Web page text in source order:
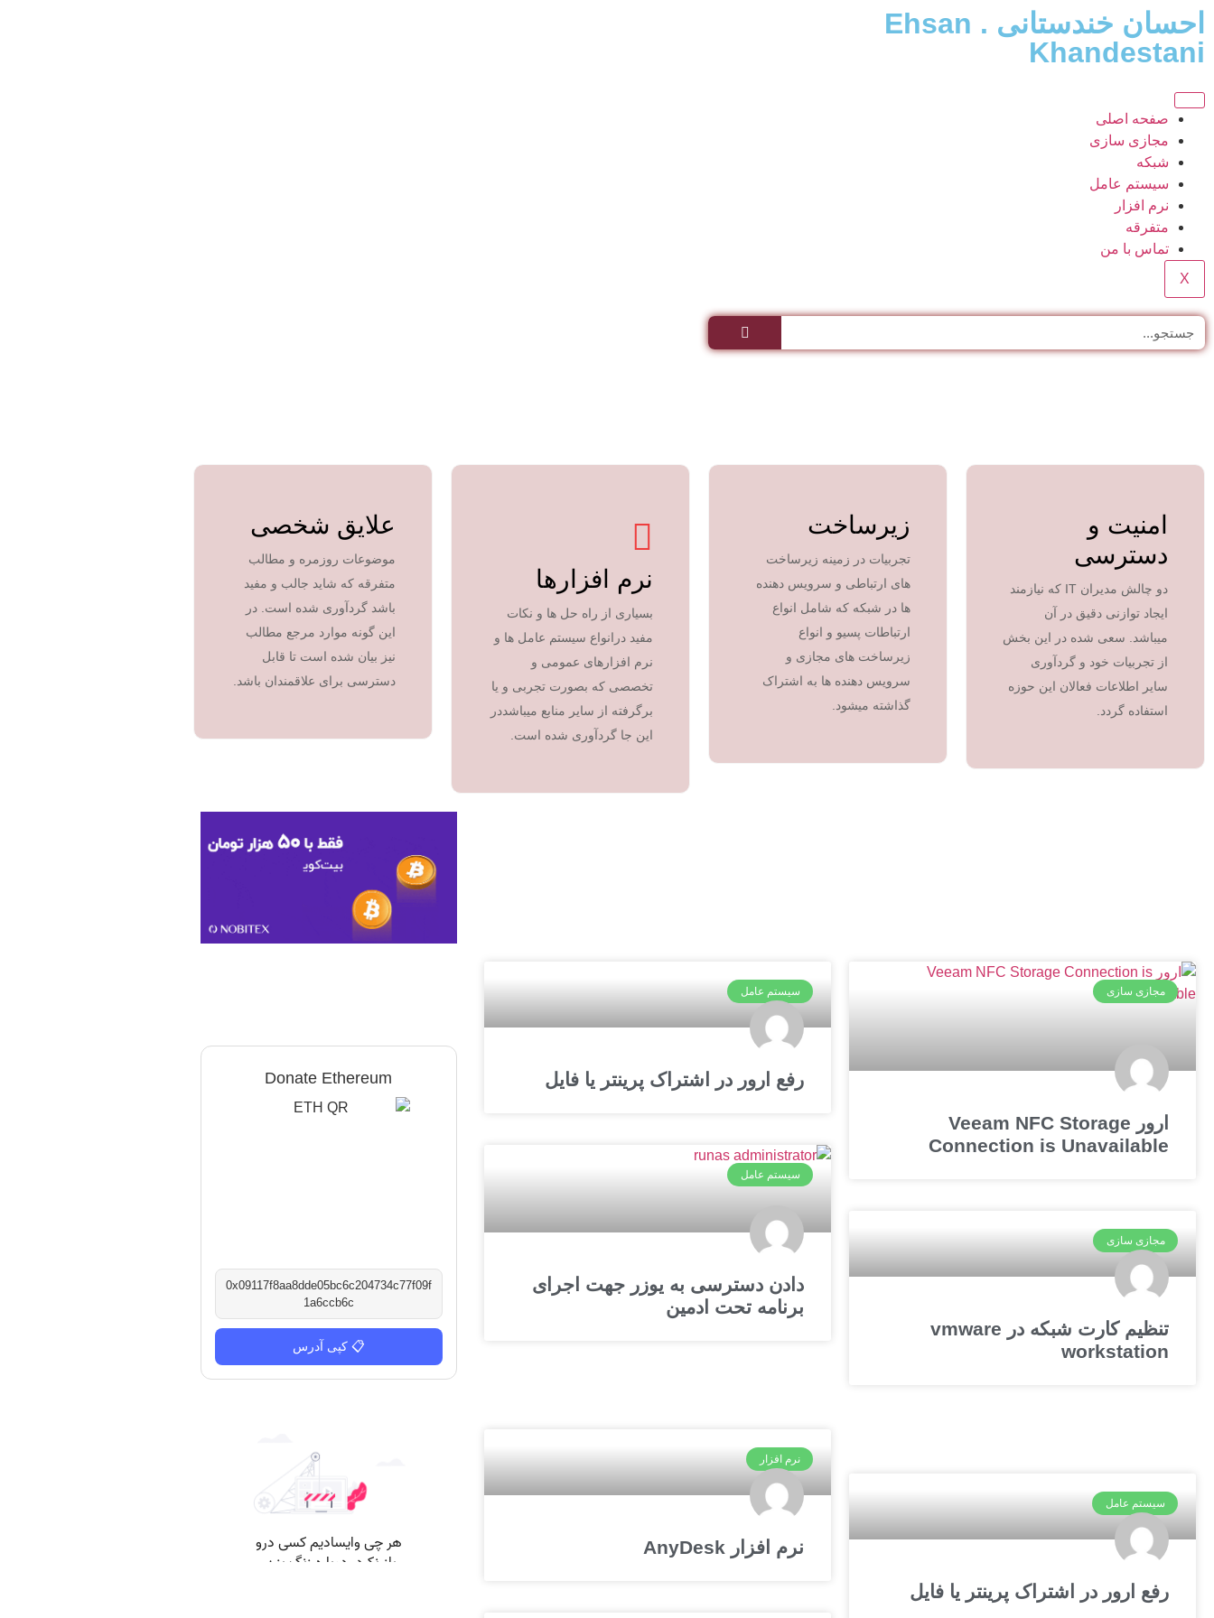
احسان خندستانی . Ehsan
Khandestani
صفحه اصلی
مجازی سازی
شبکه
سیستم عامل
نرم افزار
متفرقه
تماس با من
X
امنیت و
دسترسی
دو چالش مدیران IT که نیازمند
ایجاد توازنی دقیق در آن
میباشد. سعی شده در این بخش
از تجربیات خود و گردآوری
سایر اطلاعات فعالان این حوزه
استفاده گردد.
زیرساخت
تجربیات در زمینه زیرساخت
های ارتباطی و سرویس دهنده
ها در شبکه که شامل انواع
ارتباطات پسیو و انواع
زیرساخت های مجازی و
سرویس دهنده ها به اشتراک
گذاشته میشود.
نرم افزارها
بسیاری از راه حل ها و نکات
مفید درانواع سیستم عامل ها و
نرم افزارهای عمومی و
تخصصی که بصورت تجربی و یا
برگرفته از سایر منابع میباشددر
این جا گردآوری شده است.
علایق شخصی
موضوعات روزمره و مطالب
متفرقه که شاید جالب و مفید
باشد گردآوری شده است. در
این گونه موارد مرجع مطالب
نیز بیان شده است تا قابل
دسترسی برای علاقمندان باشد.
مجازی سازی
ارور Veeam NFC Storage
Connection is Unavailable
مجازی سازی
تنظیم کارت شبکه در vmware
workstation
سیستم عامل
رفع ارور در اشتراک پرینتر یا فایل
سیستم عامل
رفع ارور در اشتراک پرینتر یا فایل
سیستم عامل
دادن دسترسی به یوزر جهت اجرای
برنامه تحت ادمین
نرم افزار
نرم افزار AnyDesk
Donate Ethereum
0x09117f8aa8dde05bc6c204734c77f09f
1a6ccb6c
📋 کپی آدرس